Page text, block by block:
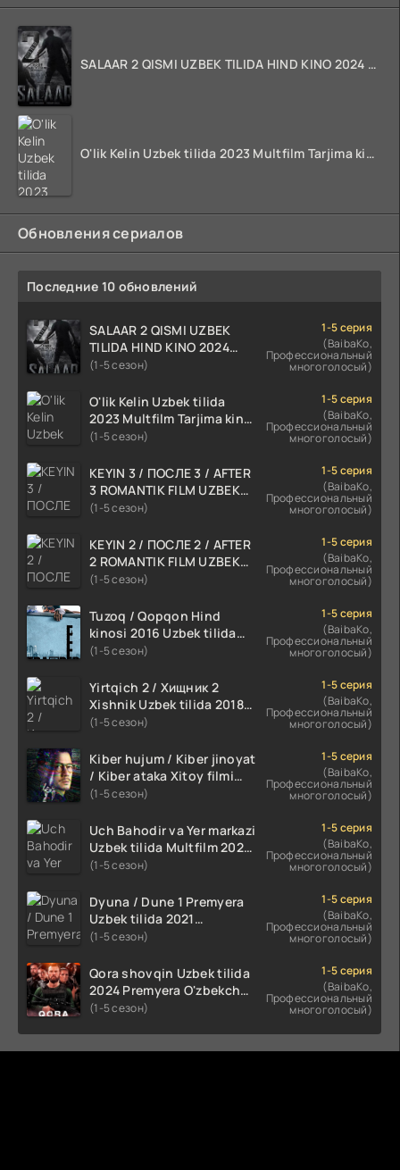
SALAAR 2 QISMI UZBEK TILIDA HIND KINO 2024 TARJIMA 720p HD Skachat
O'lik Kelin Uzbek tilida 2023 Multfilm Tarjima kino skachat
Обновления сериалов
Последние 10 обновлений
SALAAR 2 QISMI UZBEK
TILIDA HIND KINO 2024
TARJIMA 720p HD Skachat
(1-5 сезон)
1-5 серия
(BaibaKo,
Профессиональный
многоголосый)
O'lik Kelin Uzbek tilida
2023 Multfilm Tarjima kino
skachat
(1-5 сезон)
1-5 серия
(BaibaKo,
Профессиональный
многоголосый)
KEYIN 3 / ПОСЛЕ 3 / AFTER
3 ROMANTIK FILM UZBEK
TILIDA 2021 TARJIMA FILM
(1-5 сезон)
1-5 серия
(BaibaKo,
Профессиональный
многоголосый)
KEYIN 2 / ПОСЛЕ 2 / AFTER
2 ROMANTIK FILM UZBEK
TILIDA 2020 TARJIMA FILM
(1-5 сезон)
1-5 серия
(BaibaKo,
Профессиональный
многоголосый)
Tuzoq / Qopqon Hind
kinosi 2016 Uzbek tilida
tarjima film HD
(1-5 сезон)
1-5 серия
(BaibaKo,
Профессиональный
многоголосый)
Yirtqich 2 / Хищник 2
Xishnik Uzbek tilida 2018-
2024 O'zbekcha tarjima
(1-5 сезон)
1-5 серия
(BaibaKo,
Профессиональный
многоголосый)
Kiber hujum / Kiber jinoyat
/ Kiber ataka Xitoy filmi
Uzbek tilida O'zbekcha
HD skachat
(1-5 сезон)
1-5 серия
(BaibaKo,
Профессиональный
многоголосый)
Uch Bahodir va Yer markazi
Uzbek tilida Multfilm 2025
tarjima HD skachat
(1-5 сезон)
1-5 серия
(BaibaKo,
Профессиональный
многоголосый)
Dyuna / Dune 1 Premyera
Uzbek tilida 2021
O'zbekcha tarjima kino HD
(1-5 сезон)
1-5 серия
(BaibaKo,
Профессиональный
многоголосый)
Qora shovqin Uzbek tilida
2024 Premyera O'zbekcha
tarjima kino HD skachat
(1-5 сезон)
1-5 серия
(BaibaKo,
Профессиональный
многоголосый)